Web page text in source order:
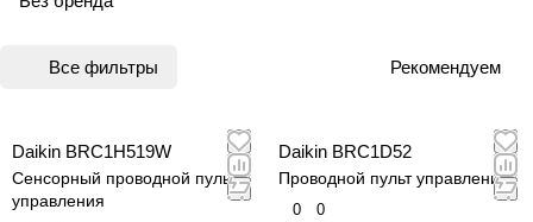
Все фильтры Рекомендуем
Daikin BRC1H519W
Сенсорный проводной пульт
управления
Daikin BRC1D52
Проводной пульт управления
0 0